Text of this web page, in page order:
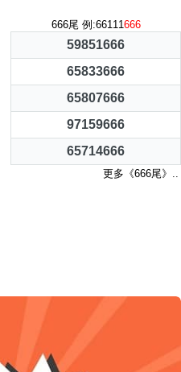
666尾 例:66111666
59851666
65833666
65807666
97159666
65714666
更多《666尾》..